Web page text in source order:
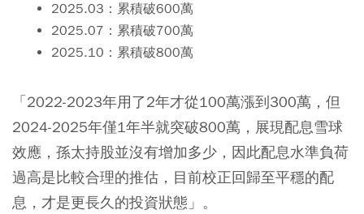
2025.03：累積破600萬
2025.07：累積破700萬
2025.10：累積破800萬
「2022-2023年用了2年才從100萬漲到300萬，但
2024-2025年僅1年半就突破800萬，展現配息雪球
效應，孫太持股並沒有增加多少，因此配息水準負荷
過高是比較合理的推估，目前校正回歸至平穩的配
息，才是更長久的投資狀態」。